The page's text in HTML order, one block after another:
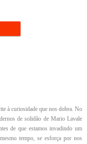
à curiosidade que nos dobra. No
de solidão de Mario Lavale
de que estamos invadindo um
tempo, se esforça por nos